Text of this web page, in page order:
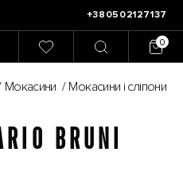
+380502127137
Мокасини / Мокасини і сліпони
BRUNI